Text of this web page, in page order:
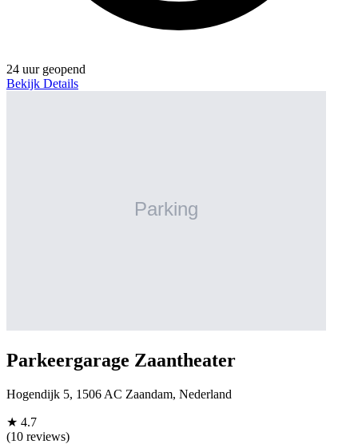
24 uur geopend
Bekijk Details
Parkeergarage Zaantheater
Hogendijk 5, 1506 AC Zaandam, Nederland
★ 4.7
(10 reviews)